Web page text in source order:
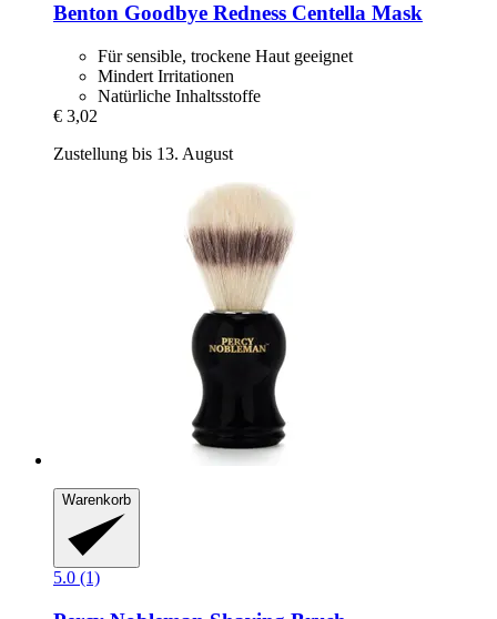
Benton Goodbye Redness Centella Mask
Für sensible, trockene Haut geeignet
Mindert Irritationen
Natürliche Inhaltsstoffe
€ 3,02
Zustellung bis 13. August
Warenkorb
5.0 (1)